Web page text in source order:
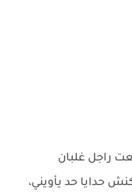
راجل غلبان
حدايا حد يأويني،